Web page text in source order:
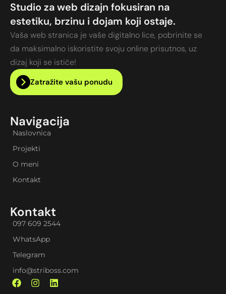
Studio za web dizajn fokusiran na
estetiku, brzinu i dojam koji ostaje.
Vaša web stranica je vaše digitalno lice, pobrinite se
da maksimalno iskoristite svoju online prisutnos, uz
dizaj koji se ističe!
Zatražite vašu ponudu
Navigacija
Naslovnica
Projekti
O meni
Kontakt
Kontakt
097 609 2544
WhatsApp
Telegram
info@striboss.com